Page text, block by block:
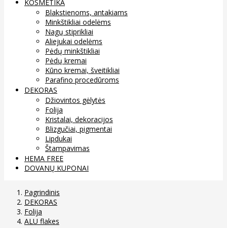
KOSMETIKA
Blakstienoms, antakiams
Minkštikliai odelėms
Nagų stiprikliai
Aliejukai odelėms
Pėdų minkštikliai
Pėdų kremai
Kūno kremai, šveitikliai
Parafino procedūroms
DEKORAS
Džiovintos gėlytės
Folija
Kristalai, dekoracijos
Blizgučiai, pigmentai
Lipdukai
Štampavimas
HEMA FREE
DOVANŲ KUPONAI
Pagrindinis
DEKORAS
Folija
ALU flakes